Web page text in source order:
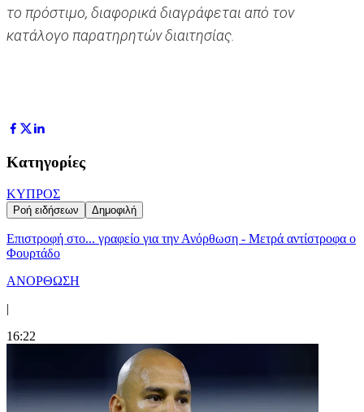
το πρόστιμο, διαφορικά διαγράφεται από τον
κατάλογο παρατηρητών διαιτησίας.
Κατηγορίες
ΚΥΠΡΟΣ
Ροή ειδήσεων Δημοφιλή
Επιστροφή στο... γραφείο για την Ανόρθωση - Μετρά αντίστροφα ο
Φουρτάδο
ΑΝΟΡΘΩΣΗ
|
16:22